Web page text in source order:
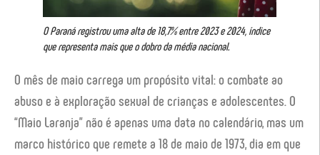
O Paraná registrou uma alta de 18,7% entre 2023 e 2024, índice
que representa mais que o dobro da média nacional.
O mês de maio carrega um propósito vital: o combate ao
abuso e à exploração sexual de crianças e adolescentes. O
“Maio Laranja” não é apenas uma data no calendário, mas um
marco histórico que remete a 18 de maio de 1973, dia em que